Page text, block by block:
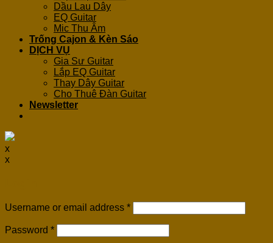
Dầu Lau Dây
EQ Guitar
Mic Thu Âm
Trống Cajon & Kèn Sáo
DỊCH VỤ
Gia Sư Guitar
Lắp EQ Guitar
Thay Dây Guitar
Cho Thuê Đàn Guitar
Newsletter
x
x
Username or email address *
Password *